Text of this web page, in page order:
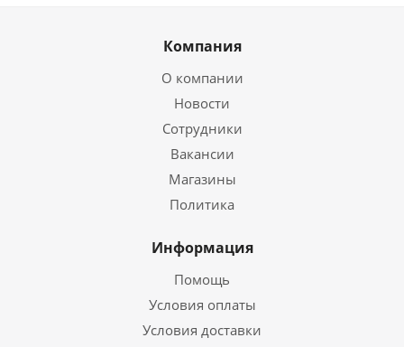
Компания
О компании
Новости
Сотрудники
Вакансии
Магазины
Политика
Информация
Помощь
Условия оплаты
Условия доставки